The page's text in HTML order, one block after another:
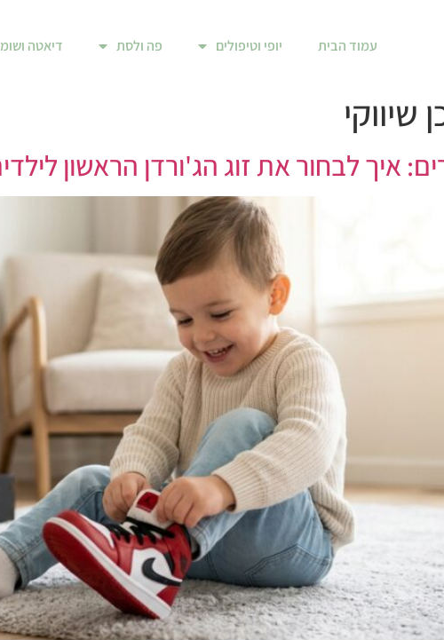
עמוד הבית יופי וטיפולים פה ולסת דיאטה
שיווקי
איך לבחור את זוג הג'ורדן הראשון